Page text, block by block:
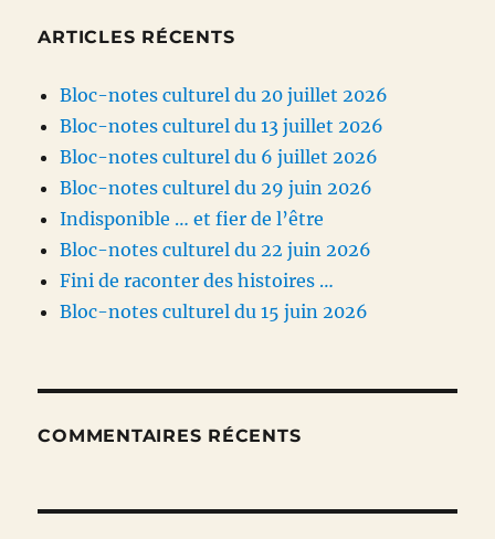
ARTICLES RÉCENTS
Bloc-notes culturel du 20 juillet 2026
Bloc-notes culturel du 13 juillet 2026
Bloc-notes culturel du 6 juillet 2026
Bloc-notes culturel du 29 juin 2026
Indisponible … et fier de l’être
Bloc-notes culturel du 22 juin 2026
Fini de raconter des histoires …
Bloc-notes culturel du 15 juin 2026
COMMENTAIRES RÉCENTS